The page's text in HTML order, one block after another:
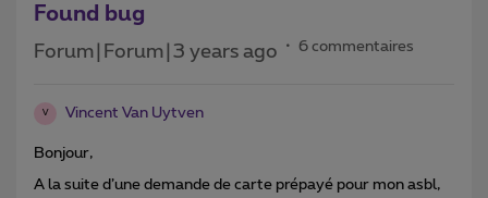
Found bug
Forum|Forum|3 years ago 6 commentaires
V Vincent Van Uytven
Bonjour,
A la suite d’une demande de carte prépayé pour mon asbl,